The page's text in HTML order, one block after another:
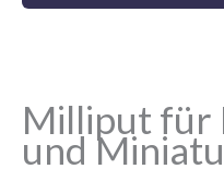
Milliput für
und